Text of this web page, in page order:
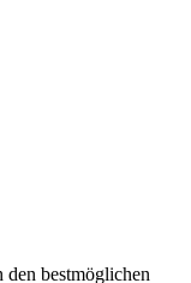
bestmöglichen